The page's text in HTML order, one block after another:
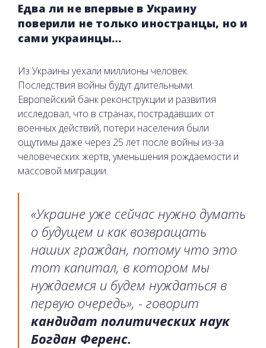
Едва ли не впервые в Украину
поверили не только иностранцы, но и
сами украинцы…
Из Украины уехали миллионы человек.
Последствия войны будут длительными.
Европейский банк реконструкции и развития
исследовал, что в странах, пострадавших от
военных действий, потери населения были
ощутимы даже через 25 лет после войны из-за
человеческих жертв, уменьшения рождаемости и
массовой миграции.
«Украине уже сейчас нужно думать
о будущем и как возвращать
наших граждан, потому что это
тот капитал, в котором мы
нуждаемся и будем нуждаться в
первую очередь», - говорит
кандидат политических наук
Богдан Ференс.